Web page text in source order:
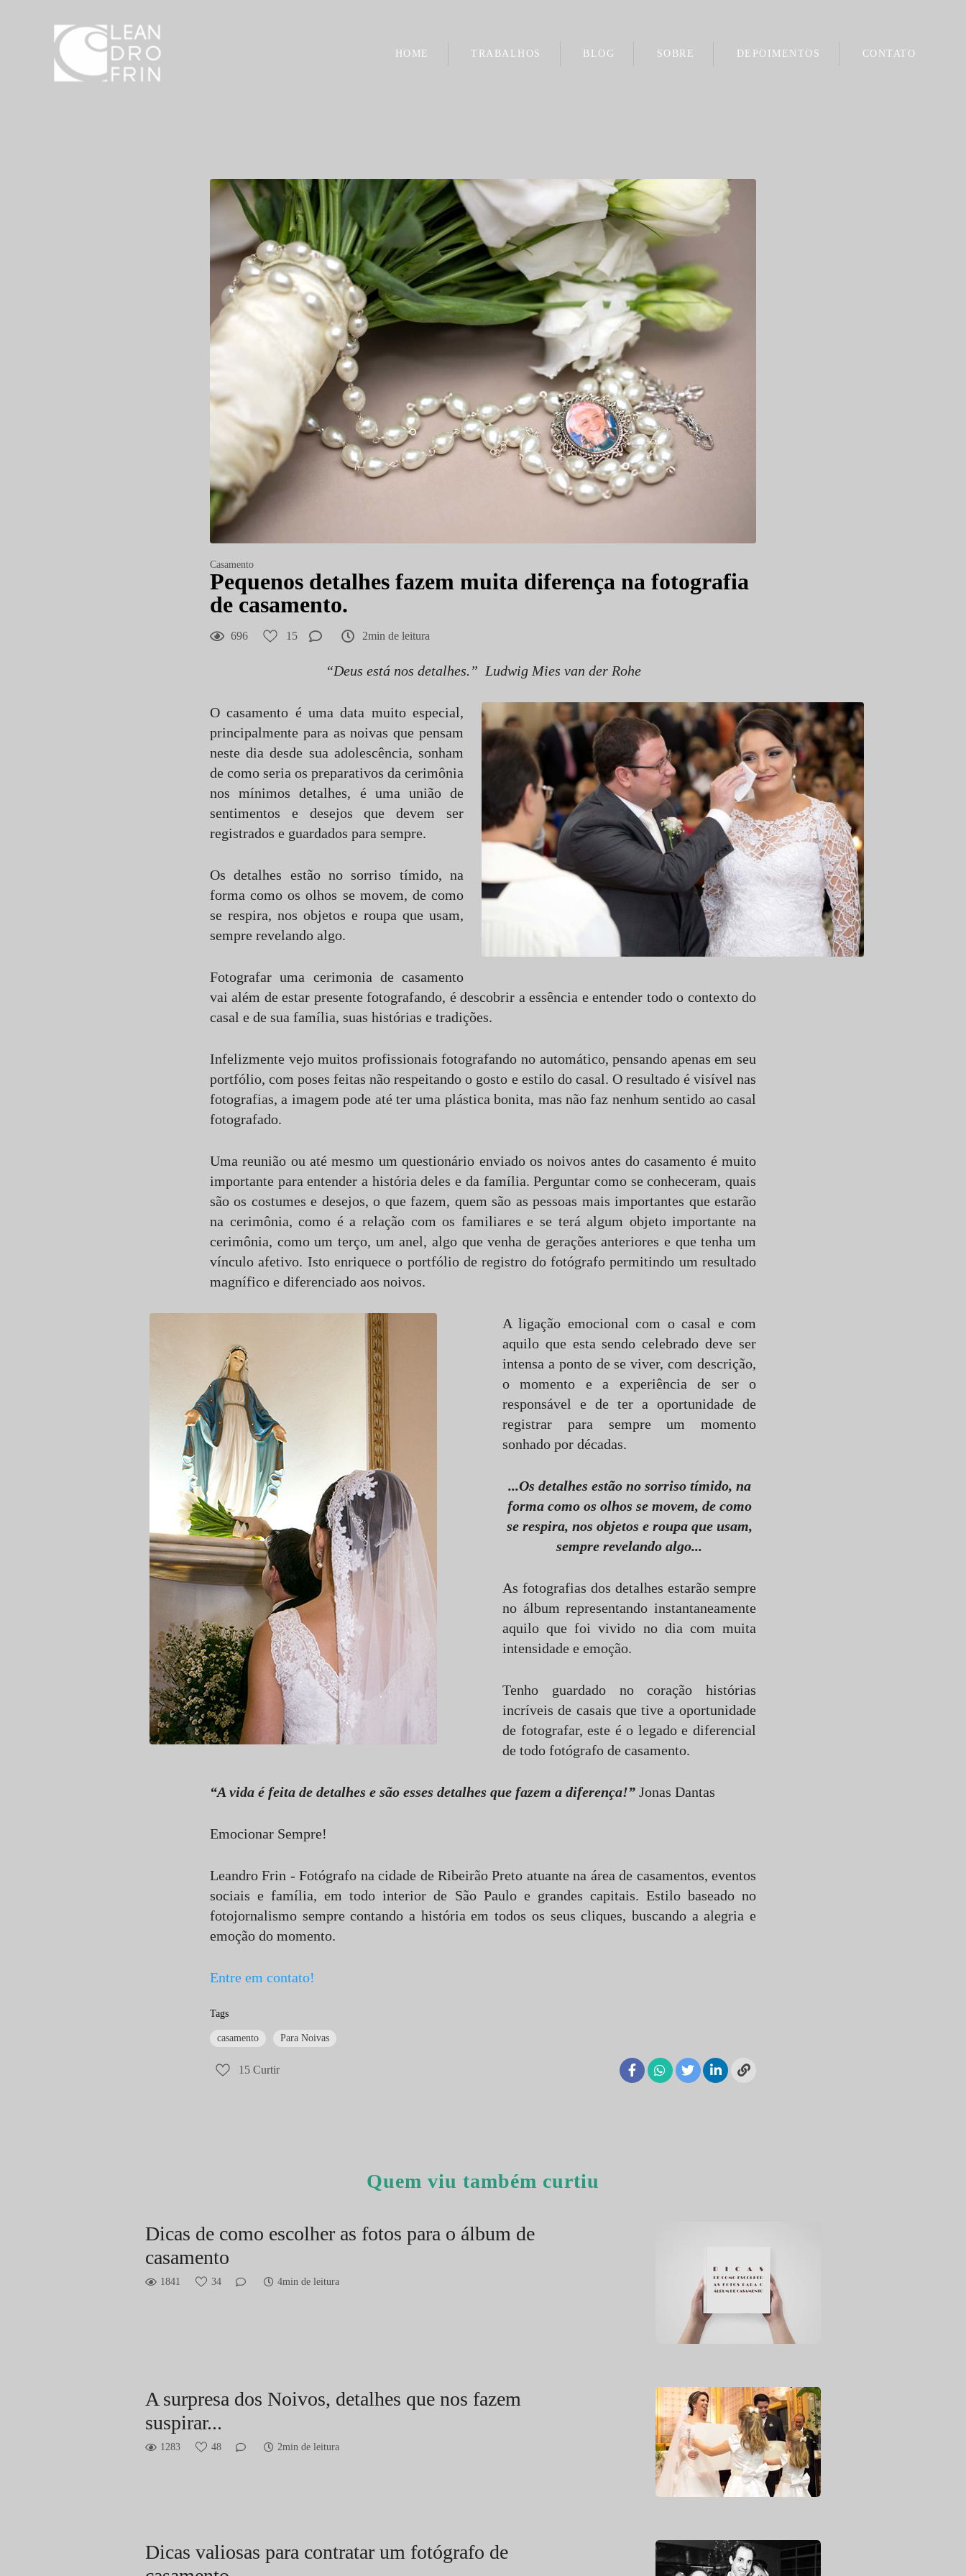
HOME TRABALHOS BLOG SOBRE DEPOIMENTOS CONTATO
Casamento
Pequenos detalhes fazem muita diferença na fotografia
de casamento.
696 15 2min de leitura
“Deus está nos detalhes.” Ludwig Mies van der Rohe
O casamento é uma data muito especial,
principalmente para as noivas que pensam
neste dia desde sua adolescência, sonham
de como seria os preparativos da cerimônia
nos mínimos detalhes, é uma união de
sentimentos e desejos que devem ser
registrados e guardados para sempre.
Os detalhes estão no sorriso tímido, na
forma como os olhos se movem, de como
se respira, nos objetos e roupa que usam,
sempre revelando algo.
Fotografar uma cerimonia de casamento
vai além de estar presente fotografando, é descobrir a essência e entender todo o contexto do
casal e de sua família, suas histórias e tradições.
Infelizmente vejo muitos profissionais fotografando no automático, pensando apenas em seu
portfólio, com poses feitas não respeitando o gosto e estilo do casal. O resultado é visível nas
fotografias, a imagem pode até ter uma plástica bonita, mas não faz nenhum sentido ao casal
fotografado.
Uma reunião ou até mesmo um questionário enviado os noivos antes do casamento é muito
importante para entender a história deles e da família. Perguntar como se conheceram, quais
são os costumes e desejos, o que fazem, quem são as pessoas mais importantes que estarão
na cerimônia, como é a relação com os familiares e se terá algum objeto importante na
cerimônia, como um terço, um anel, algo que venha de gerações anteriores e que tenha um
vínculo afetivo. Isto enriquece o portfólio de registro do fotógrafo permitindo um resultado
magnífico e diferenciado aos noivos.
A ligação emocional com o casal e com
aquilo que esta sendo celebrado deve ser
intensa a ponto de se viver, com descrição,
o momento e a experiência de ser o
responsável e de ter a oportunidade de
registrar para sempre um momento
sonhado por décadas.
...Os detalhes estão no sorriso tímido, na
forma como os olhos se movem, de como
se respira, nos objetos e roupa que usam,
sempre revelando algo...
As fotografias dos detalhes estarão sempre
no álbum representando instantaneamente
aquilo que foi vivido no dia com muita
intensidade e emoção.
Tenho guardado no coração histórias
incríveis de casais que tive a oportunidade
de fotografar, este é o legado e diferencial
de todo fotógrafo de casamento.
“A vida é feita de detalhes e são esses detalhes que fazem a diferença!” Jonas Dantas
Emocionar Sempre!
Leandro Frin - Fotógrafo na cidade de Ribeirão Preto atuante na área de casamentos, eventos
sociais e família, em todo interior de São Paulo e grandes capitais. Estilo baseado no
fotojornalismo sempre contando a história em todos os seus cliques, buscando a alegria e
emoção do momento.
Entre em contato!
Tags
casamento Para Noivas
15 Curtir
Quem viu também curtiu
Dicas de como escolher as fotos para o álbum de
casamento
1841 34 4min de leitura
A surpresa dos Noivos, detalhes que nos fazem
suspirar...
1283 48 2min de leitura
Dicas valiosas para contratar um fotógrafo de